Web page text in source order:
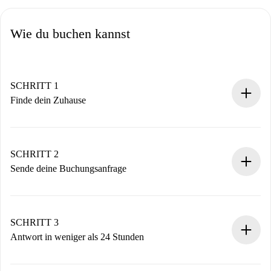
Wie du buchen kannst
SCHRITT 1
Finde dein Zuhause
Du erhältst alle notwendigen Informationen im Voraus.
SCHRITT 2
Sende deine Buchungsanfrage
Denk daran, dass wir dich erst belasten, wenn der
Vermieter zustimmt.
SCHRITT 3
Antwort in weniger als 24 Stunden